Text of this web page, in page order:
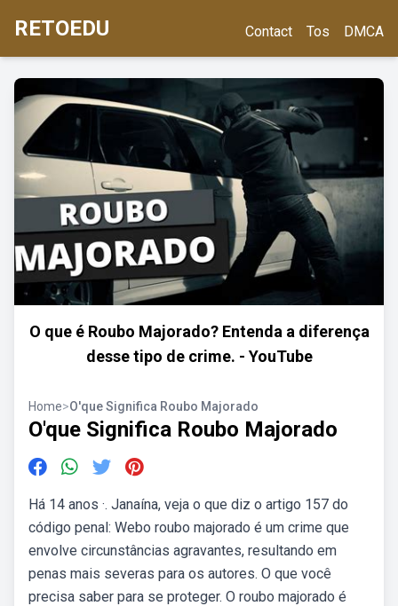
RETOEDU Contact Tos DMCA
O que é Roubo Majorado? Entenda a diferença
desse tipo de crime. - YouTube
Home>O'que Significa Roubo Majorado
O'que Significa Roubo Majorado
Há 14 anos ·. Janaína, veja o que diz o artigo 157 do
código penal: Webo roubo majorado é um crime que
envolve circunstâncias agravantes, resultando em
penas mais severas para os autores. O que você
precisa saber para se proteger. O roubo majorado é